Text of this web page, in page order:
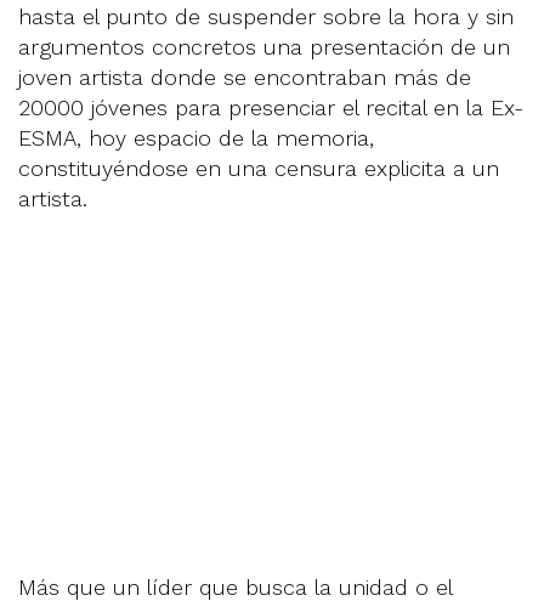
hasta el punto de suspender sobre la hora y sin
argumentos concretos una presentación de un
joven artista donde se encontraban más de
20000 jóvenes para presenciar el recital en la Ex-
ESMA, hoy espacio de la memoria,
constituyéndose en una censura explicita a un
artista.
Más que un líder que busca la unidad o el